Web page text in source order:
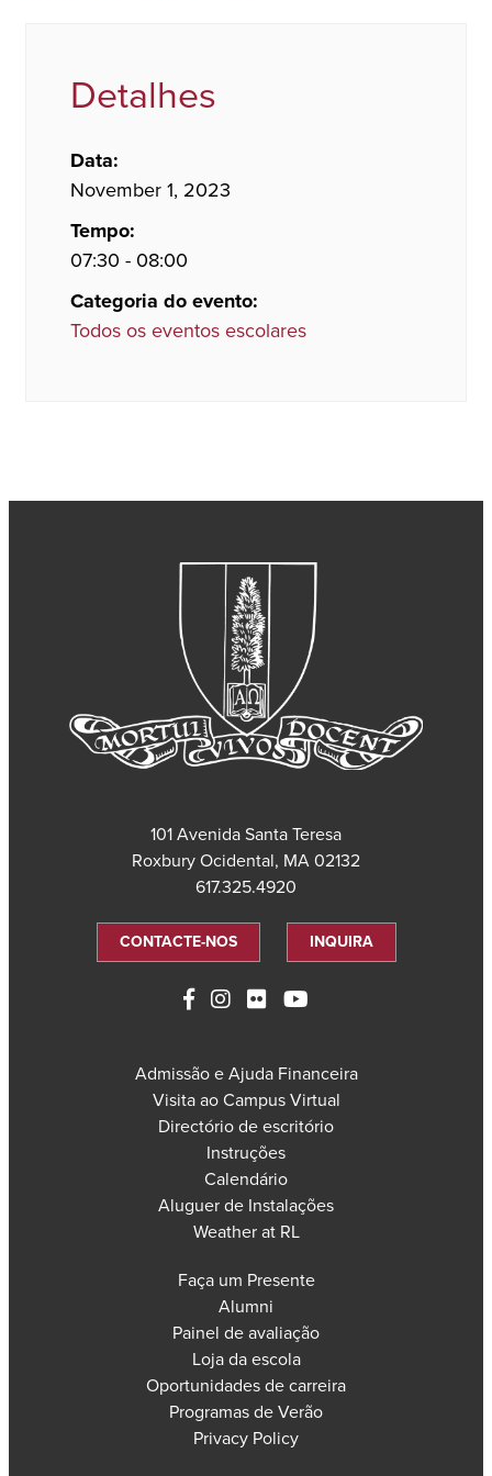
Detalhes
Data:
November 1, 2023
Tempo:
07:30 - 08:00
Categoria do evento:
Todos os eventos escolares
101 Avenida Santa Teresa
Roxbury Ocidental, MA 02132
617.325.4920
CONTACTE-NOS INQUIRA
Admissão e Ajuda Financeira
Visita ao Campus Virtual
Directório de escritório
Instruções
Calendário
Aluguer de Instalações
Weather at RL
Faça um Presente
Alumni
Painel de avaliação
Loja da escola
Oportunidades de carreira
Programas de Verão
Privacy Policy